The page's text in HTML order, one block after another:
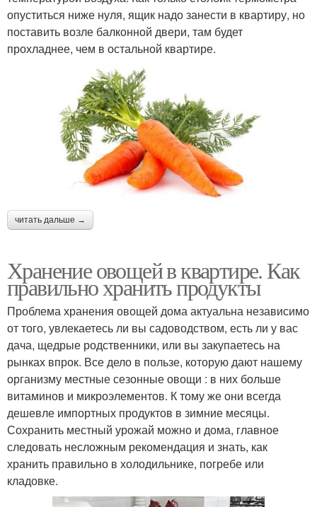
опуститься ниже нуля, ящик надо занести в квартиру, но
поставить возле балконной двери, там будет
прохладнее, чем в остальной квартире.
читать дальше →
Хранение овощей в квартире. Как
правильно хранить продукты
Проблема хранения овощей дома актуальна независимо
от того, увлекаетесь ли вы садоводством, есть ли у вас
дача, щедрые родственники, или вы закупаетесь на
рынках впрок. Все дело в пользе, которую дают нашему
организму местные сезонные овощи : в них больше
витаминов и микроэлементов. К тому же они всегда
дешевле импортных продуктов в зимние месяцы.
Сохранить местный урожай можно и дома, главное
следовать несложным рекомендация и знать, как
хранить правильно в холодильнике, погребе или
кладовке.